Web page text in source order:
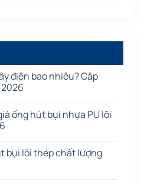
điện bao nhiêu? Cập
ống hút bụi nhựa PU lõi
bụi lõi thép chất lượng